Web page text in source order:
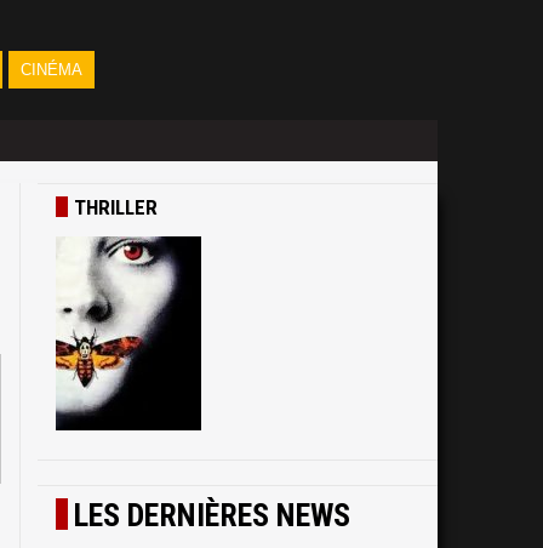
CINÉMA
THRILLER
LES DERNIÈRES NEWS